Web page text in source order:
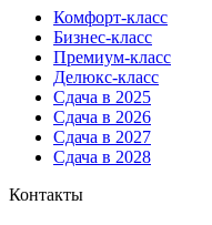
Комфорт-класс
Бизнес-класс
Премиум-класс
Делюкс-класс
Сдача в 2025
Сдача в 2026
Сдача в 2027
Сдача в 2028
Контакты